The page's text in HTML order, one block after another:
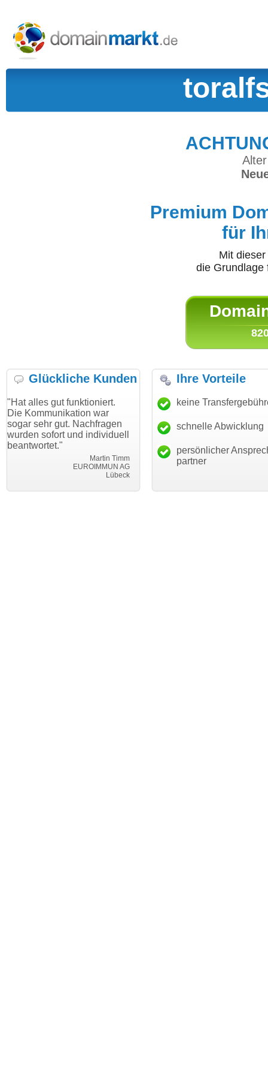
Premium
für
Mit
die
Glückliche Kunden
funktioniert.
war
Nachfragen
und individuell
EUROIMMUN AG
"Danke für den schnellen
Transfer und guten Service!"
Thomas Schäfer
i can eckert communication GmbH
"Ich bin
haben.
mein
Ihre Vorteile
keine
schnelle Abwicklung
persönlicher
partner